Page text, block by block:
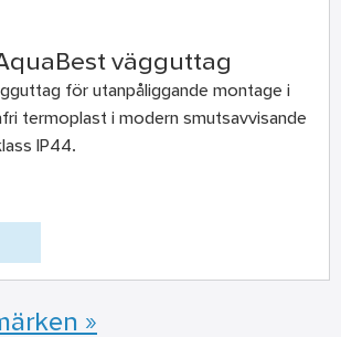
vägguttag
för utanpåliggande montage i
termoplast i modern smutsavvisande
IP44.
»